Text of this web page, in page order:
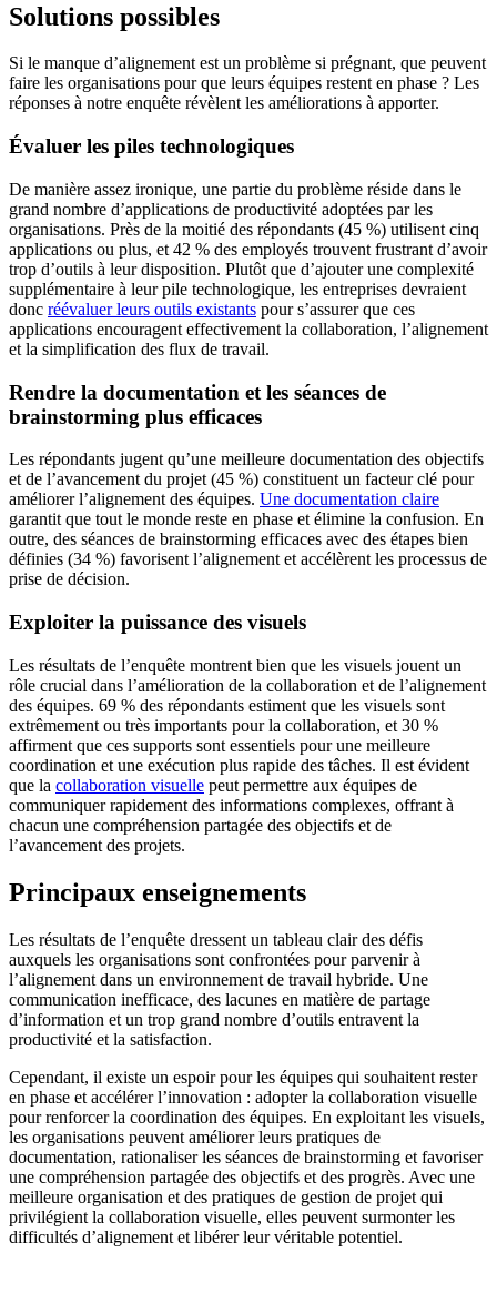
Solutions possibles
Si le manque d’alignement est un problème si prégnant, que peuvent
faire les organisations pour que leurs équipes restent en phase ? Les
réponses à notre enquête révèlent les améliorations à apporter.
Évaluer les piles technologiques
De manière assez ironique, une partie du problème réside dans le
grand nombre d’applications de productivité adoptées par les
organisations. Près de la moitié des répondants (45 %) utilisent cinq
applications ou plus, et 42 % des employés trouvent frustrant d’avoir
trop d’outils à leur disposition. Plutôt que d’ajouter une complexité
supplémentaire à leur pile technologique, les entreprises devraient
donc réévaluer leurs outils existants pour s’assurer que ces
applications encouragent effectivement la collaboration, l’alignement
et la simplification des flux de travail.
Rendre la documentation et les séances de
brainstorming plus efficaces
Les répondants jugent qu’une meilleure documentation des objectifs
et de l’avancement du projet (45 %) constituent un facteur clé pour
améliorer l’alignement des équipes. Une documentation claire
garantit que tout le monde reste en phase et élimine la confusion. En
outre, des séances de brainstorming efficaces avec des étapes bien
définies (34 %) favorisent l’alignement et accélèrent les processus de
prise de décision.
Exploiter la puissance des visuels
Les résultats de l’enquête montrent bien que les visuels jouent un
rôle crucial dans l’amélioration de la collaboration et de l’alignement
des équipes. 69 % des répondants estiment que les visuels sont
extrêmement ou très importants pour la collaboration, et 30 %
affirment que ces supports sont essentiels pour une meilleure
coordination et une exécution plus rapide des tâches. Il est évident
que la collaboration visuelle peut permettre aux équipes de
communiquer rapidement des informations complexes, offrant à
chacun une compréhension partagée des objectifs et de
l’avancement des projets.
Principaux enseignements
Les résultats de l’enquête dressent un tableau clair des défis
auxquels les organisations sont confrontées pour parvenir à
l’alignement dans un environnement de travail hybride. Une
communication inefficace, des lacunes en matière de partage
d’information et un trop grand nombre d’outils entravent la
productivité et la satisfaction.
Cependant, il existe un espoir pour les équipes qui souhaitent rester
en phase et accélérer l’innovation : adopter la collaboration visuelle
pour renforcer la coordination des équipes. En exploitant les visuels,
les organisations peuvent améliorer leurs pratiques de
documentation, rationaliser les séances de brainstorming et favoriser
une compréhension partagée des objectifs et des progrès. Avec une
meilleure organisation et des pratiques de gestion de projet qui
privilégient la collaboration visuelle, elles peuvent surmonter les
difficultés d’alignement et libérer leur véritable potentiel.